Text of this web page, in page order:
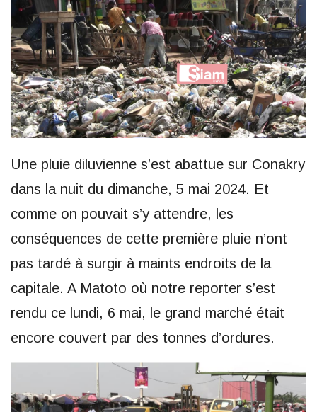
Une pluie diluvienne s’est abattue sur Conakry
dans la nuit du dimanche, 5 mai 2024. Et
comme on pouvait s’y attendre, les
conséquences de cette première pluie n’ont
pas tardé à surgir à maints endroits de la
capitale. A Matoto où notre reporter s’est
rendu ce lundi, 6 mai, le grand marché était
encore couvert par des tonnes d’ordures.